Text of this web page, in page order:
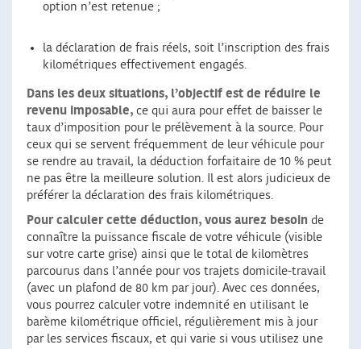
option n’est retenue ;
la déclaration de frais réels, soit l’inscription des frais
kilométriques effectivement engagés.
Dans les deux situations, l’objectif est de réduire le
revenu imposable, ce qui aura pour effet de baisser le
taux d’imposition pour le prélèvement à la source. Pour
ceux qui se servent fréquemment de leur véhicule pour
se rendre au travail, la déduction forfaitaire de 10 % peut
ne pas être la meilleure solution. Il est alors judicieux de
préférer la déclaration des frais kilométriques.
Pour calculer cette déduction, vous aurez besoin de
connaître la puissance fiscale de votre véhicule (visible
sur votre carte grise) ainsi que le total de kilomètres
parcourus dans l’année pour vos trajets domicile-travail
(avec un plafond de 80 km par jour). Avec ces données,
vous pourrez calculer votre indemnité en utilisant le
barème kilométrique officiel, régulièrement mis à jour
par les services fiscaux, et qui varie si vous utilisez une